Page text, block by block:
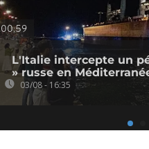
00:59
L'Italie intercepte un
» russe en
03/08 - 16:35